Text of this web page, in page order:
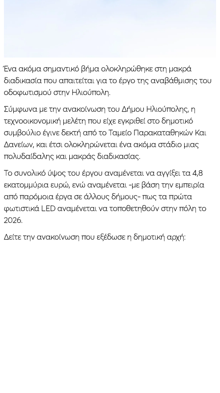
Ένα ακόμα σημαντικό βήμα ολοκληρώθηκε στη μακρά
διαδικασία που απαιτείται για το έργο της αναβάθμισης του
οδοφωτισμού στην Ηλιούπολη.
Σύμφωνα με την ανακοίνωση του Δήμου Ηλιούπολης, η
τεχνοοικονομική μελέτη που είχε εγκριθεί στο δημοτικό
συμβούλιο έγινε δεκτή από το Ταμείο Παρακαταθηκών Και
Δανείων, και έτσι ολοκληρώνεται ένα ακόμα στάδιο μιας
πολυδαίδαλης και μακράς διαδικασίας.
Το συνολικό ύψος του έργου αναμένεται να αγγίξει τα 4,8
εκατομμύρια ευρώ, ενώ αναμένεται -με βάση την εμπειρία
από παρόμοια έργα σε άλλους δήμους- πως τα πρώτα
φωτιστικά LED αναμένεται να τοποθετηθούν στην πόλη το
2026.
Δείτε την ανακοίνωση που εξέδωσε η δημοτική αρχή: